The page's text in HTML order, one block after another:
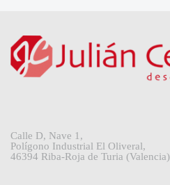
Calle D, Nave 1,
Polígono Industrial El Oliveral,
46394 Riba-Roja de Turia (Valencia)